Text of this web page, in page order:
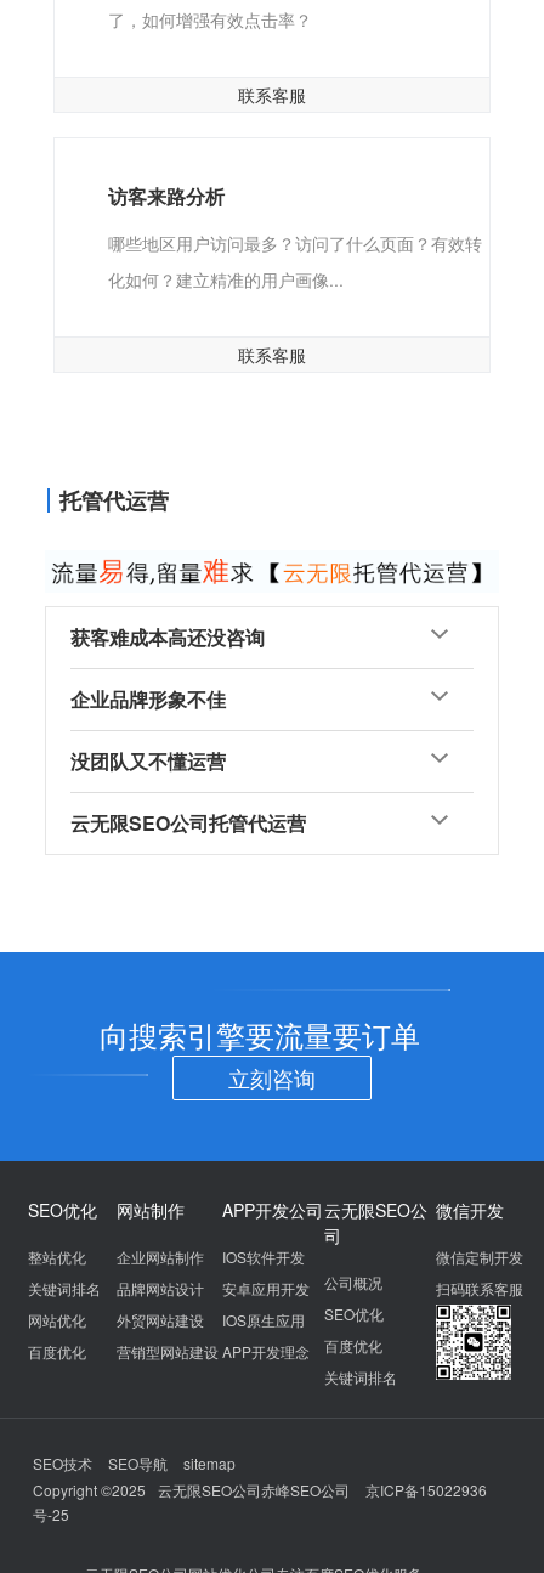
了，如何增强有效点击率？
联系客服
访客来路分析
哪些地区用户访问最多？访问了什么页面？有效转
化如何？建立精准的用户画像...
联系客服
托管代运营
获客难成本高还没咨询
企业品牌形象不佳
没团队又不懂运营
云无限SEO公司托管代运营
向搜索引擎要流量要订单
立刻咨询
SEO优化
整站优化
关键词排名
网站优化
百度优化
网站制作
企业网站制作
品牌网站设计
外贸网站建设
营销型网站建设
APP开发公司
IOS软件开发
安卓应用开发
IOS原生应用
APP开发理念
云无限SEO公
司
公司概况
SEO优化
百度优化
关键词排名
微信开发
微信定制开发
扫码联系客服
SEO技术 SEO导航
sitemap
Copyright ©2025
云无限SEO公司赤峰SEO公司
京ICP备15022936
号-25